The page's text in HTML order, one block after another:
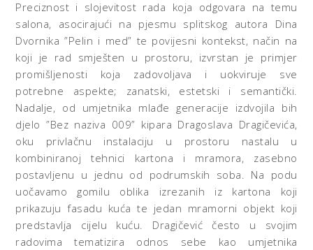
Preciznost i slojevitost rada koja odgovara na temu
salona, asocirajući na pjesmu splitskog autora Dina
Dvornika ”Pelin i med” te povijesni kontekst, način na
koji je rad smješten u prostoru, izvrstan je primjer
promišljenosti koja zadovoljava i uokviruje sve
potrebne aspekte; zanatski, estetski i semantički.
Nadalje, od umjetnika mlađe generacije izdvojila bih
djelo ”Bez naziva 009” kipara Dragoslava Dragičevića,
oku privlačnu instalaciju u prostoru nastalu u
kombiniranoj tehnici kartona i mramora, zasebno
postavljenu u jednu od podrumskih soba. Na podu
uočavamo gomilu oblika izrezanih iz kartona koji
prikazuju fasadu kuća te jedan mramorni objekt koji
predstavlja cijelu kuću. Dragičević često u svojim
radovima tematizira odnos sebe kao umjetnika